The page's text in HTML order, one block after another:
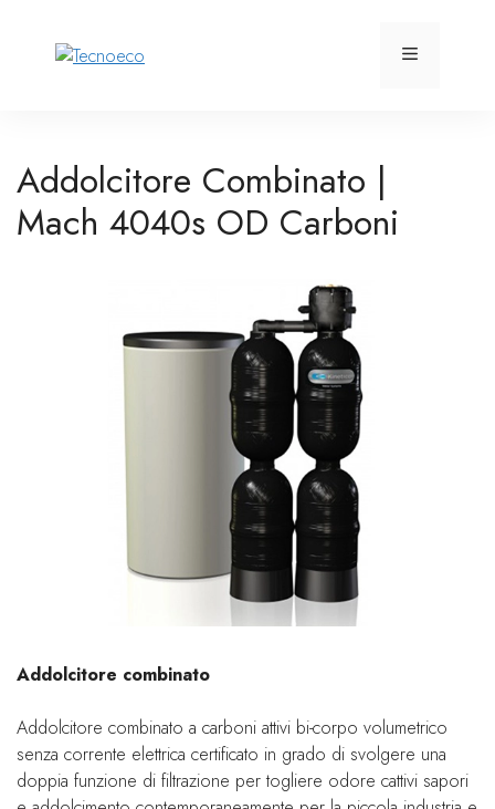
contenuto
Menu
Addolcitore Combinato |
Mach 4040s OD Carboni
Addolcitore combinato
Addolcitore combinato a carboni attivi bi-corpo volumetrico
senza corrente elettrica certificato in grado di svolgere una
doppia funzione di filtrazione per togliere odore cattivi sapori